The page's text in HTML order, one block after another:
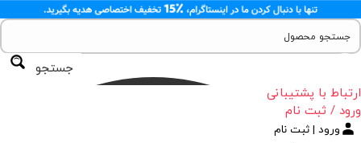
جستجو
ارتباط با پشتیبانی
ورود / ثبت نام
ورود | ثبت نام